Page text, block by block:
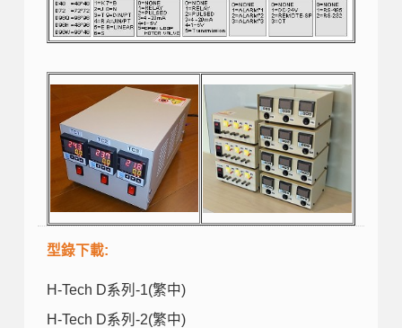
型錄下載:
H-Tech D系列-1(繁中)
H-Tech D系列-2(繁中)